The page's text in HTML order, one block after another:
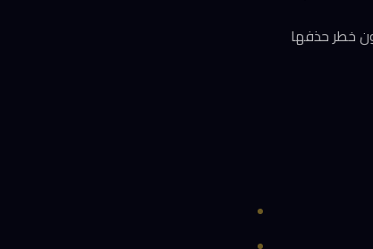
خطر حذفها